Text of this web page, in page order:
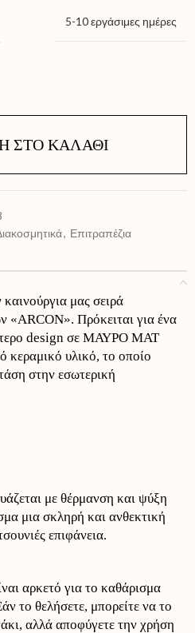
5-10 εργάσιμες ημέρες
ΣΤΟ ΚΑΛΆΘΙ
, Επιτραπέζια
μας σειρά
«ARCON». Πρόκειται για ένα
design σε ΜΑΥΡΟ ΜΑΤ
υλικό, το οποίο
στην εσωτερική
με θέρμανση και ψύξη
μια σκληρή και ανθεκτική
επιφάνεια.
αρκετό για το καθάρισμα
το θελήσετε, μπορείτε να το
αλλά αποφύγετε την χρήση